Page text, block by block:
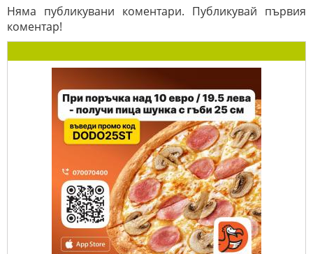
Няма публикувани коментари. Публикувай първия
коментар!